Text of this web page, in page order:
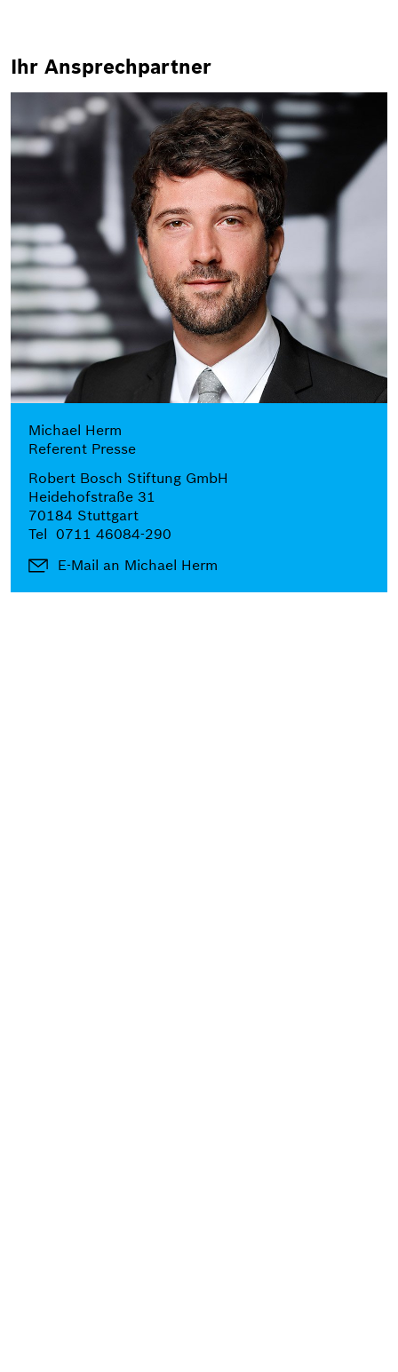
Ihr Ansprechpartner
Michael Herm
Referent Presse
Robert Bosch Stiftung GmbH
Heidehofstraße 31
70184 Stuttgart
Tel 0711 46084-290
E-Mail an Michael Herm